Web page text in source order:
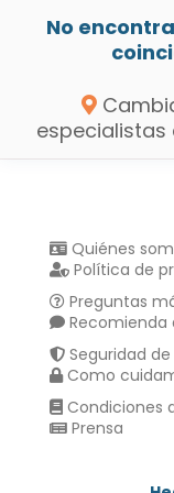
No
especialistas
Quiénes
Política de
Preguntas
Recomienda
Seguridad
Como
Condiciones
Prensa